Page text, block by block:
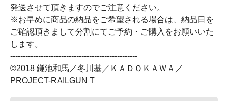
発送させて頂きますのでご注意ください。
※お早めに商品の納品をご希望される場合は、納品日を
ご確認頂きまして分割にてご予約・ご購入をお願いいた
します。
--------------------------------------------------
©2018 鎌池和馬／冬川基／ＫＡＤＯＫＡＷＡ／
PROJECT-RAILGUN T